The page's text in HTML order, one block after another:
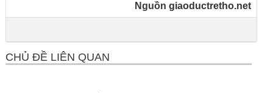
Nguồn giaoductretho.net
CHỦ ĐỀ LIÊN QUAN